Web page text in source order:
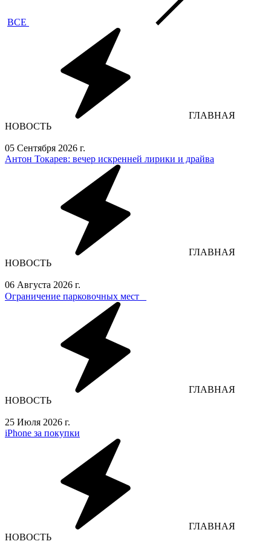
ВСЕ
ГЛАВНАЯ
НОВОСТЬ
05 Сентября 2026 г.
Антон Токарев: вечер искренней лирики и драйва
ГЛАВНАЯ
НОВОСТЬ
06 Августа 2026 г.
Ограничение парковочных мест⁣⁣⠀
ГЛАВНАЯ
НОВОСТЬ
25 Июля 2026 г.
iPhone за покупки
ГЛАВНАЯ
НОВОСТЬ